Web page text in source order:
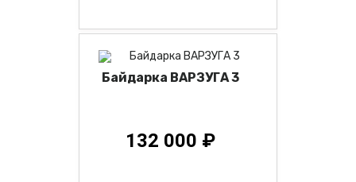
Байдарка ВАРЗУГА 3
132 000 ₽